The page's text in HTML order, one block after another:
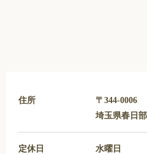
住所
〒344-0006
埼玉県春日
定休日 水曜日